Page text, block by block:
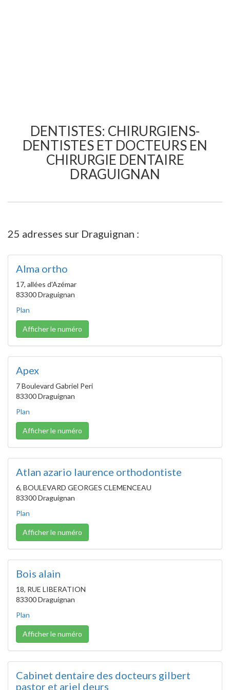
DENTISTES: CHIRURGIENS-
DENTISTES ET DOCTEURS EN
CHIRURGIE DENTAIRE
DRAGUIGNAN
25 adresses sur Draguignan :
Alma ortho
17, allées d'Azémar
83300 Draguignan
Plan
Afficher le numéro
Apex
7 Boulevard Gabriel Peri
83300 Draguignan
Plan
Afficher le numéro
Atlan azario laurence orthodontiste
6, BOULEVARD GEORGES CLEMENCEAU
83300 Draguignan
Plan
Afficher le numéro
Bois alain
18, RUE LIBERATION
83300 Draguignan
Plan
Afficher le numéro
Cabinet dentaire des docteurs gilbert
pastor et ariel deurs